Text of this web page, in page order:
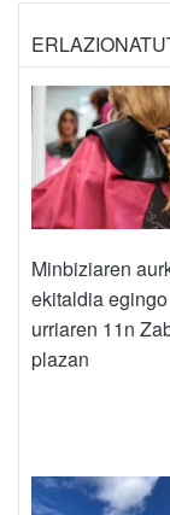
Minbiziaren
ekitaldia
urriaren 11n
plazan